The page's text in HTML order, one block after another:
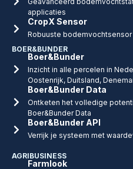
applicaties
CropX Sensor
Robuuste
BOER&BUNDER
Boer&Bunder
Inzicht in alle percelen in
Oostenrijk, Duitsland,
Boer&Bunder Data
Ontketen het volledige
Boer&Bunder Data
Boer&Bunder API
Verrijk je systeem met
AGRIBUSINESS
Farmlook